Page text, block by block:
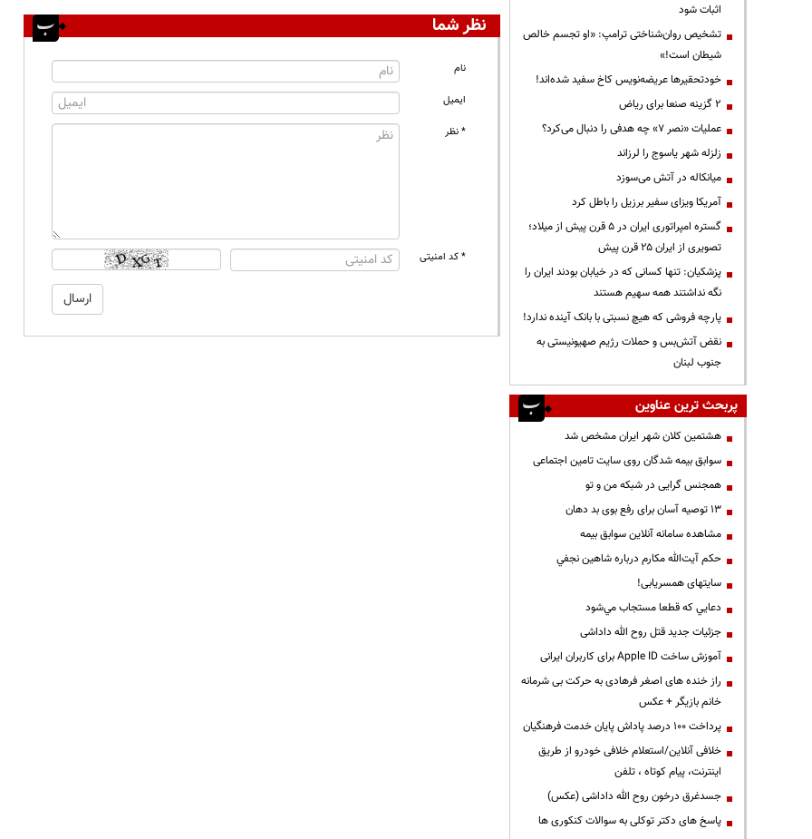
نظر شما
نام
ایمیل
* نظر
* کد امنیتی
اثبات شود
تشخیص روان‌شناختی ترامپ: «او تجسم خالص
شیطان است!»
خودتحقیرها عریضه‌نویس کاخ سفید شده‌اند!
۲ گزینه صنعا برای ریاض
عملیات «نصر ۷» چه هدفی را دنبال می‌کرد؟
زلزله شهر یاسوج را لرزاند
میانکاله در آتش می‌سوزد
آمریکا ویزای سفیر برزیل را باطل کرد
گستره امپراتوری ایران در ۵ قرن پیش از میلاد؛
تصویری از ایران ۲۵ قرن پیش
پزشکیان: تنها کسانی که در خیابان بودند ایران را
نگه نداشتند همه سهیم هستند
پارچه فروشی که هیچ نسبتی با بانک آینده ندارد!
نقض آتش‌بس و حملات رژیم صهیونیستی به
جنوب لبنان
پربحث ترین عناوین
هشتمین کلان شهر ایران مشخص شد
سوابق بیمه شدگان روی سایت تامین اجتماعی
همجنس گرایی در شبکه من و تو
13 توصیه آسان برای رفع بوی بد دهان
مشاهده سامانه آنلاين سوابق بیمه
حكم آيت‌الله مكارم درباره شاهين نجفي
سایتهای همسریابی!
دعايي كه قطعا مستجاب مي‌شود
جزئیات جدید قتل روح الله داداشی
آموزش ساخت Apple ID برای کاربران ایرانی
راز خنده های اصغر فرهادی به حرکت بی شرمانه
خانم بازیگر + عکس
پرداخت ۱۰۰ درصد پاداش پایان خدمت فرهنگیان
خلافی آنلاین/استعلام خلافی خودرو از طریق
اینترنت، پیام کوتاه ، تلفن
جسدغرق درخون روح الله داداشی (عکس)
پاسخ های دکتر توکلی به سوالات کنکوری ها